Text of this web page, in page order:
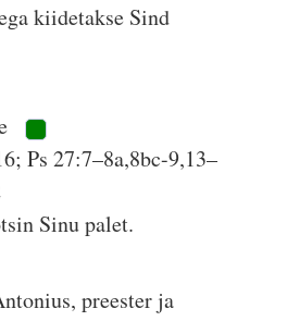
kiidetakse Sind
Ps 27:7–8a,8bc-9,13–
Sinu palet.
preester ja